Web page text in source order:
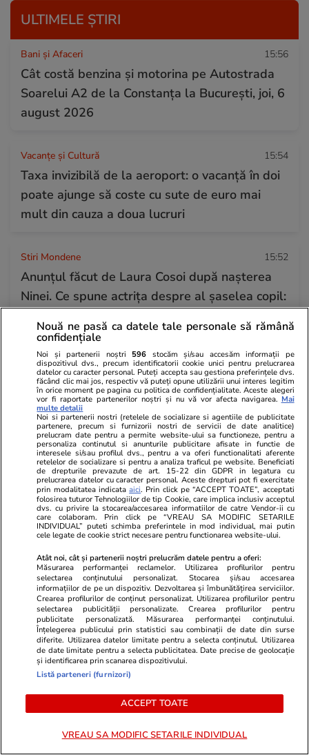
ULTIMELE ȘTIRI
Bani și Afaceri 15:56
Cât costă benzina și motorina pe Autostrada
Soarelui A2 de la Constanța la București, joi, 6
august 2026
Vacanțe și Cultură 15:54
Taxa invizibilă de la aeroport: o vacanță în doi
poate ajunge să coste cu sute de euro mai
mult din cauza a doua lucruri
Stiri Mondene 15:52
Anunțul făcut de Laura Cosoi după nașterea
Ninei. Ce spune actrița despre al șaselea copil:
Știri Locale 15:29
Trei persoane intoxicate cu gaz, într-un canal,
la Bragadiru. Doi bărbați au fost resuscitați de
urgență
Citește mai multe
TRENDING
Știri România 12:00
Aproape toată țara a intrat de la ora 12 sub
avertizare de furtuni cu grindină și ploi
torențiale de până la 50 l/mp
Știri România 05 aug.
Schimbarea la Față a Domnului 2026 – tradiții
și superstiții
Aplicația e-Terra ANCPI: anunțul Guvernului
Nouă ne pasă ca datele tale personale să rămână
confidențiale
Noi și partenerii noștri 596 stocăm și/sau accesăm informații pe
dispozitivul dvs., precum identificatorii cookie unici pentru prelucrarea
datelor cu caracter personal. Puteți accepta sau gestiona preferințele dvs.
făcând clic mai jos, respectiv vă puteți opune utilizării unui interes legitim
în orice moment pe pagina cu politica de confidențialitate. Aceste alegeri
vor fi raportate partenerilor noștri și nu vă vor afecta navigarea. Mai
multe detalii
Noi si partenerii nostri (retelele de socializare si agentiile de publicitate
partenere, precum si furnizorii nostri de servicii de date analitice)
prelucram date pentru a permite website-ului sa functioneze, pentru a
personaliza continutul si anunturile publicitare afisate in functie de
interesele si/sau profilul dvs., pentru a va oferi functionalitati aferente
retelelor de socializare si pentru a analiza traficul pe website. Beneficiati
de drepturile prevazute de art. 15-22 din GDPR in legatura cu
prelucrarea datelor cu caracter personal. Aceste drepturi pot fi exercitate
prin modalitatea indicataaici. Prin click pe “ACCEPT TOATE”, acceptati
folosirea tuturor Tehnologiilor de tip Cookie, care implica inclusiv acceptul
dvs. cu privire la stocarea/accesarea informatiilor de catre Vendor-ii cu
care colaboram. Prin click pe “VREAU SA MODIFIC SETARILE
INDIVIDUAL” puteti schimba preferintele in mod individual, mai putin
cele legate de cookie strict necesare pentru functionarea website-ului.
Atât noi, cât și partenerii noștri prelucrăm datele pentru a oferi:
Măsurarea performanței reclamelor. Utilizarea profilurilor pentru
selectarea conținutului personalizat. Stocarea și/sau accesarea
informațiilor de pe un dispozitiv. Dezvoltarea și îmbunătățirea serviciilor.
Crearea profilurilor de conținut personalizat. Utilizarea profilurilor pentru
selectarea publicității personalizate. Crearea profilurilor pentru
publicitate personalizată. Măsurarea performanței conținutului.
Înțelegerea publicului prin statistici sau combinații de date din surse
diferite. Utilizarea datelor limitate pentru a selecta conținutul. Utilizarea
de date limitate pentru a selecta publicitatea. Date precise de geolocație
și identificarea prin scanarea dispozitivului.
Listă parteneri (furnizori)
ACCEPT TOATE
VREAU SA MODIFIC SETARILE INDIVIDUAL